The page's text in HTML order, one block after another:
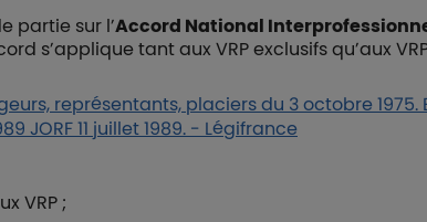
partie sur l’Accord National
s’applique tant aux VRP exclusifs qu’aux
représentants, placiers du 3 octobre 1975.
JORF 11 juillet 1989. - Légifrance
VRP ;